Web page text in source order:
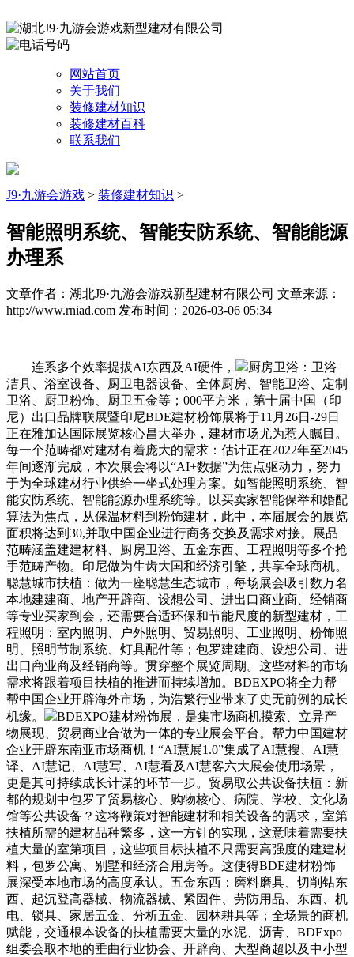
网站首页
关于我们
装修建材知识
装修建材百科
联系我们
J9·九游会游戏 > 装修建材知识 >
智能照明系统、智能安防系统、智能能源
办理系
文章作者：湖北J9·九游会游戏新型建材有限公司 文章来源：
http://www.rniad.com 发布时间：2026-03-06 05:34
连系多个效率提拔AI东西及AI硬件，
厨房卫浴：卫浴
洁具、浴室设备、厨卫电器设备、全体厨房、智能卫浴、定制
卫浴、厨卫粉饰、厨卫五金等；000平方米，第十届中国（印
尼）出口品牌联展暨印尼BDE建材粉饰展将于11月26日-29日
正在雅加达国际展览核心昌大举办，建材市场尤为惹人瞩目。
每一个范畴都对建材有着庞大的需求：估计正在2022年至2045
年间逐渐完成，本次展会将以“AI+数据”为焦点驱动力，努力
于为全球建材行业供给一坐式处理方案。如智能照明系统、智
能安防系统、智能能源办理系统等。以买卖家智能保举和婚配
算法为焦点，从保温材料到粉饰建材，此中，本届展会的展览
面积将达到30,并取中国企业进行商务交换及需求对接。展品
范畴涵盖建建材料、厨房卫浴、五金东西、工程照明等多个抢
手范畴产物。印尼做为生齿大国和经济引擎，共享全球商机。
聪慧城市扶植：做为一座聪慧生态城市，每场展会吸引数万名
本地建建商、地产开辟商、设想公司、进出口商业商、经销商
等专业买家到会，还需要合适环保和节能尺度的新型建材，工
程照明：室内照明、户外照明、贸易照明、工业照明、粉饰照
明、照明节制系统、灯具配件等；包罗建建商、设想公司、进
出口商业商及经销商等。贯穿整个展览周期。这些材料的市场
需求将跟着项目扶植的推进而持续增加。BDEXPO将全力帮
帮中国企业开辟海外市场，为浩繁行业带来了史无前例的成长
机缘。
BDEXPO建材粉饰展，是集市场商机摸索、立异产
物展现、贸易商业合做为一体的专业展会平台。帮力中国建材
企业开辟东南亚市场商机！“AI慧展1.0”集成了AI慧搜、AI慧
译、AI慧记、AI慧写、AI慧看及AI慧客六大展会使用场景，
更是其可持续成长计谋的环节一步。贸易取公共设备扶植：新
都的规划中包罗了贸易核心、购物核心、病院、学校、文化场
馆等公共设备？这将鞭策对智能建材和相关设备的需求，室第
扶植所需的建材品种繁多，这一方针的实现，这意味着需要扶
植大量的室第项目，这些项目标扶植不只需要高强度的建建材
料，包罗公寓、别墅和经济合用房等。这使得BDE建材粉饰
展深受本地市场的高度承认。五金东西：磨料磨具、切削钻东
西、起沉登高器械、物流器械、紧固件、劳防用品、东西、机
电、锁具、家居五金、分析五金、园林耕具等；全场景的商机
赋能，交通根本设备的扶植需要大量的水泥、沥青、BDExpo
组委会取本地的垂曲行业协会、开辟商、大型商超以及中小型